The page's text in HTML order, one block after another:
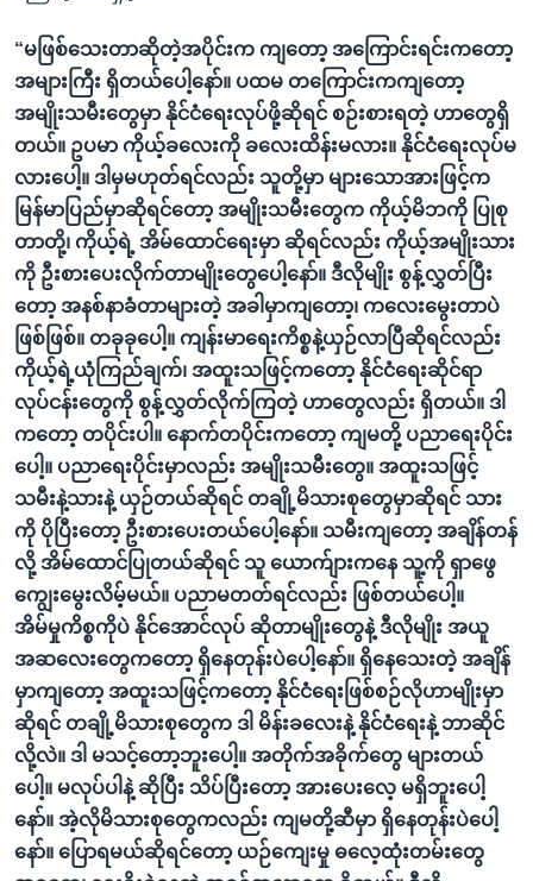
“မဖြစ်သေးတာဆိုတဲ့အပိုင်းက ကျတော့ အကြောင်းရင်းကတော့
အများကြီး ရှိတယ်ပေါ့နော်။ ပထမ တကြောင်းကကျတော့
အမျိုးသမီးတွေမှာ နိုင်ငံရေးလုပ်ဖို့ဆိုရင် စဉ်းစားရတဲ့ ဟာတွေရှိ
တယ်။ ဥပမာ ကိုယ့်ခလေးကို ခလေးထိန်းမလား။ နိုင်ငံရေးလုပ်မ
လားပေါ့။ ဒါမှမဟုတ်ရင်လည်း သူတို့မှာ များသောအားဖြင့်က
မြန်မာပြည်မှာဆိုရင်တော့ အမျိုးသမီးတွေက ကိုယ့်မိဘကို ပြုစု
တာတို့၊ ကိုယ့်ရဲ့ အိမ်ထောင်ရေးမှာ ဆိုရင်လည်း ကိုယ့်အမျိုးသား
ကို ဦးစားပေးလိုက်တာမျိုးတွေပေါ့နော်။ ဒီလိုမျိုး စွန့်လွှတ်ပြီး
တော့ အနစ်နာခံတာများတဲ့ အခါမှာကျတော့၊ ကလေးမွေးတာပဲ
ဖြစ်ဖြစ်။ တခုခုပေါ့။ ကျန်းမာရေးကိစ္စနဲ့ယှဉ်လာပြီဆိုရင်လည်း
ကိုယ့်ရဲ့ယုံကြည်ချက်၊ အထူးသဖြင့်ကတော့ နိုင်ငံရေးဆိုင်ရာ
လုပ်ငန်းတွေကို စွန့်လွှတ်လိုက်ကြတဲ့ ဟာတွေလည်း ရှိတယ်။ ဒါ
ကတော့ တပိုင်းပါ။ နောက်တပိုင်းကတော့ ကျမတို့ ပညာရေးပိုင်း
ပေါ့။ ပညာရေးပိုင်းမှာလည်း အမျိုးသမီးတွေ။ အထူးသဖြင့်
သမီးနဲ့သားနဲ့ ယှဉ်တယ်ဆိုရင် တချို့မိသားစုတွေမှာဆိုရင် သား
ကို ပိုပြီးတော့ ဦးစားပေးတယ်ပေါ့နော်။ သမီးကျတော့ အချိန်တန်
လို့ အိမ်ထောင်ပြုတယ်ဆိုရင် သူ ယောက်ျားကနေ သူ့ကို ရှာဖွေ
ကျွေးမွေးလိမ့်မယ်။ ပညာမတတ်ရင်လည်း ဖြစ်တယ်ပေါ့။
အိမ်မှုကိစ္စကိုပဲ နိုင်အောင်လုပ် ဆိုတာမျိုးတွေနဲ့ ဒီလိုမျိုး အယူ
အဆလေးတွေကတော့ ရှိနေတုန်းပဲပေါ့နော်။ ရှိနေသေးတဲ့ အချိန်
မှာကျတော့ အထူးသဖြင့်ကတော့ နိုင်ငံရေးဖြစ်စဉ်လိုဟာမျိုးမှာ
ဆိုရင် တချို့မိသားစုတွေက ဒါ မိန်းခလေးနဲ့ နိုင်ငံရေးနဲ့ ဘာဆိုင်
လို့လဲ။ ဒါ မသင့်တော့ဘူးပေါ့။ အတိုက်အခိုက်တွေ များတယ်
ပေါ့။ မလုပ်ပါနဲ့ ဆိုပြီး သိပ်ပြီးတော့ အားပေးလေ့ မရှိဘူးပေါ့
နော်။ အဲ့လိုမိသားစုတွေကလည်း ကျမတို့ဆီမှာ ရှိနေတုန်းပဲပေါ့
နော်။ ပြောရမယ်ဆိုရင်တော့ ယဉ်ကျေးမှု ဓလေ့ထုံးတမ်းတွေ